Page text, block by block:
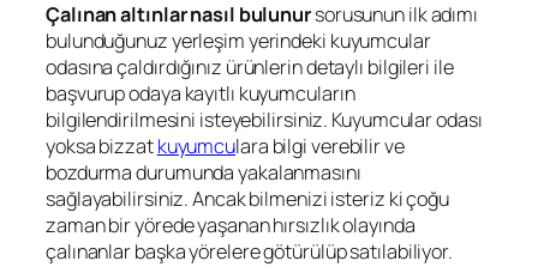
Çalınan altınlar nasıl bulunursorusunun ilk adımı
bulunduğunuz yerleşim yerindeki kuyumcular
odasına çaldırdığınız ürünlerin detaylı bilgileri ile
başvurup odaya kayıtlı kuyumcuların
bilgilendirilmesini isteyebilirsiniz. Kuyumcular odası
yoksa bizzatkuyumculara bilgi verebilir ve
bozdurma durumunda yakalanmasını
sağlayabilirsiniz. Ancak bilmenizi isteriz ki çoğu
zaman bir yörede yaşanan hırsızlık olayında
çalınanlar başka yörelere götürülüp satılabiliyor.